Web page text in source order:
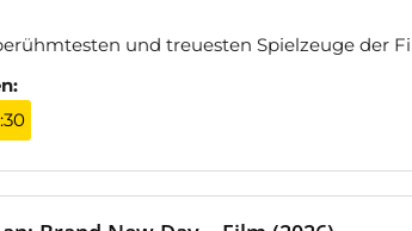
und treuesten Spielzeuge der